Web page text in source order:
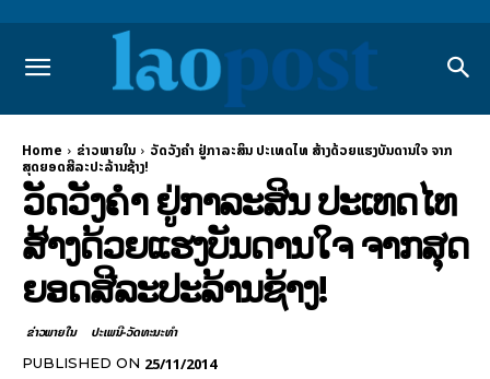
Home ຂ່າວພາຍ​ໃນ
ວັດວັງຄຳ ຢູ່ກາລະສິນ ປະເທດໄທ ສ້າງດ້ວຍແຮງບັນດານໃຈ ຈາກ
ສຸດຍອດສີລະປະລ້ານຊ້າງ!
ວັດວັງຄຳ ຢູ່ກາລະສິນ ປະເທດໄທ
ສ້າງດ້ວຍແຮງບັນດານໃຈ ຈາກສຸດ
ຍອດສີລະປະລ້ານຊ້າງ!
ຂ່າວພາຍ​ໃນ ປະເພນີ-ວັດທະນະທຳ
PUBLISHED ON 25/11/2014